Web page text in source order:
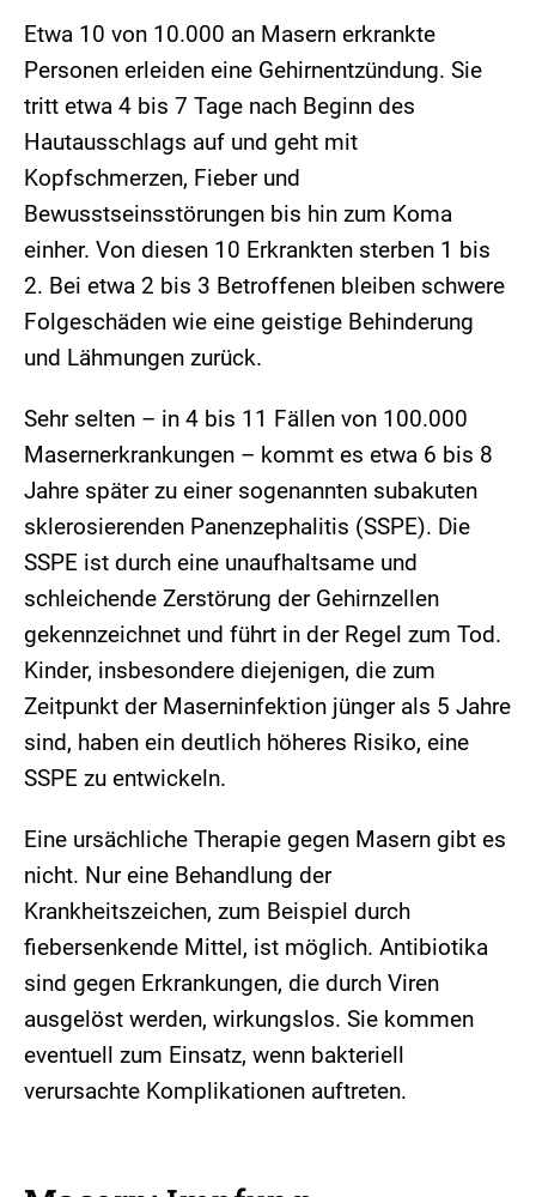
Etwa 10 von 10.000 an Masern erkrankte
Personen erleiden eine Gehirnentzündung. Sie
tritt etwa 4 bis 7 Tage nach Beginn des
Hautausschlags auf und geht mit
Kopfschmerzen, Fieber und
Bewusstseinsstörungen bis hin zum Koma
einher. Von diesen 10 Erkrankten sterben 1 bis
2. Bei etwa 2 bis 3 Betroffenen bleiben schwere
Folgeschäden wie eine geistige Behinderung
und Lähmungen zurück.
Sehr selten – in 4 bis 11 Fällen von 100.000
Masernerkrankungen – kommt es etwa 6 bis 8
Jahre später zu einer sogenannten subakuten
sklerosierenden Panenzephalitis (SSPE). Die
SSPE ist durch eine unaufhaltsame und
schleichende Zerstörung der Gehirnzellen
gekennzeichnet und führt in der Regel zum Tod.
Kinder, insbesondere diejenigen, die zum
Zeitpunkt der Maserninfektion jünger als 5 Jahre
sind, haben ein deutlich höheres Risiko, eine
SSPE zu entwickeln.
Eine ursächliche Therapie gegen Masern gibt es
nicht. Nur eine Behandlung der
Krankheitszeichen, zum Beispiel durch
fiebersenkende Mittel, ist möglich. Antibiotika
sind gegen Erkrankungen, die durch Viren
ausgelöst werden, wirkungslos. Sie kommen
eventuell zum Einsatz, wenn bakteriell
verursachte Komplikationen auftreten.